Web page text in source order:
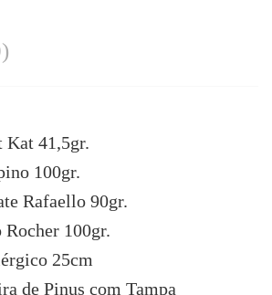
Kat 41,5gr.
100gr.
Rafaello 90gr.
100gr.
25cm
de Pinus com Tampa